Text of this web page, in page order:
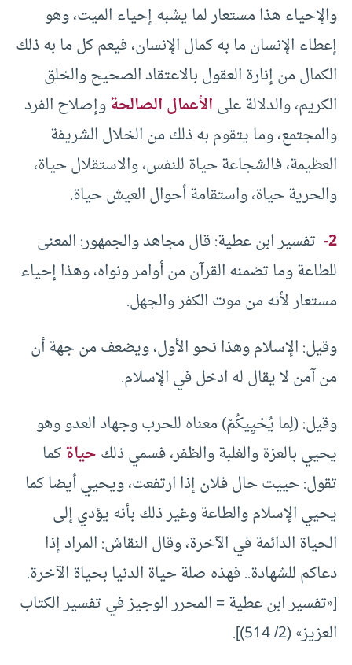
والإحياء هذا مستعار لما يشبه إحياء الميت، وهو
إعطاء الإنسان ما به كمال الإنسان، فيعم كل ما به ذلك
الكمال من إنارة العقول بالاعتقاد الصحيح والخلق
الكريم، والدلالة علىالأعمال الصالحةوإصلاح الفرد
والمجتمع، وما يتقوم به ذلك من الخلال الشريفة
العظيمة، فالشجاعة حياة للنفس، والاستقلال حياة،
والحرية حياة، واستقامة أحوال العيش حياة.
2- تفسير ابن عطية: قال مجاهد والجمهور: المعنى
للطاعة وما تضمنه القرآن من أوامر ونواه، وهذا إحياء
مستعار لأنه من موت الكفر والجهل.
وقيل: الإسلام وهذا نحو الأول، ويضعف من جهة أن
من آمن لا يقال له ادخل في الإسلام.
وقيل: (لِما يُحْيِيكُمْ) معناه للحرب وجهاد العدو وهو
يحيي بالعزة والغلبة والظفر، فسمي ذلكحياةكما
تقول: حييت حال فلان إذا ارتفعت، ويحيي أيضا كما
يحيي الإسلام والطاعة وغير ذلك بأنه يؤدي إلى
الحياة الدائمة في الآخرة، وقال النقاش: المراد إذا
دعاكم للشهادة.. فهذه صلة حياة الدنيا بحياة الآخرة.
[«تفسير ابن عطية = المحرر الوجيز في تفسير الكتاب
العزيز» (2/ 514)].